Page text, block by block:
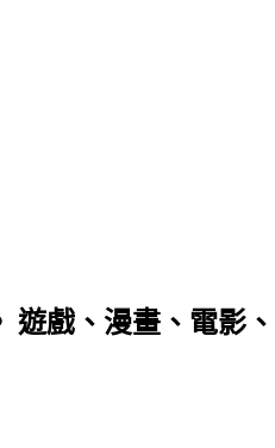
戲、漫畫、電影